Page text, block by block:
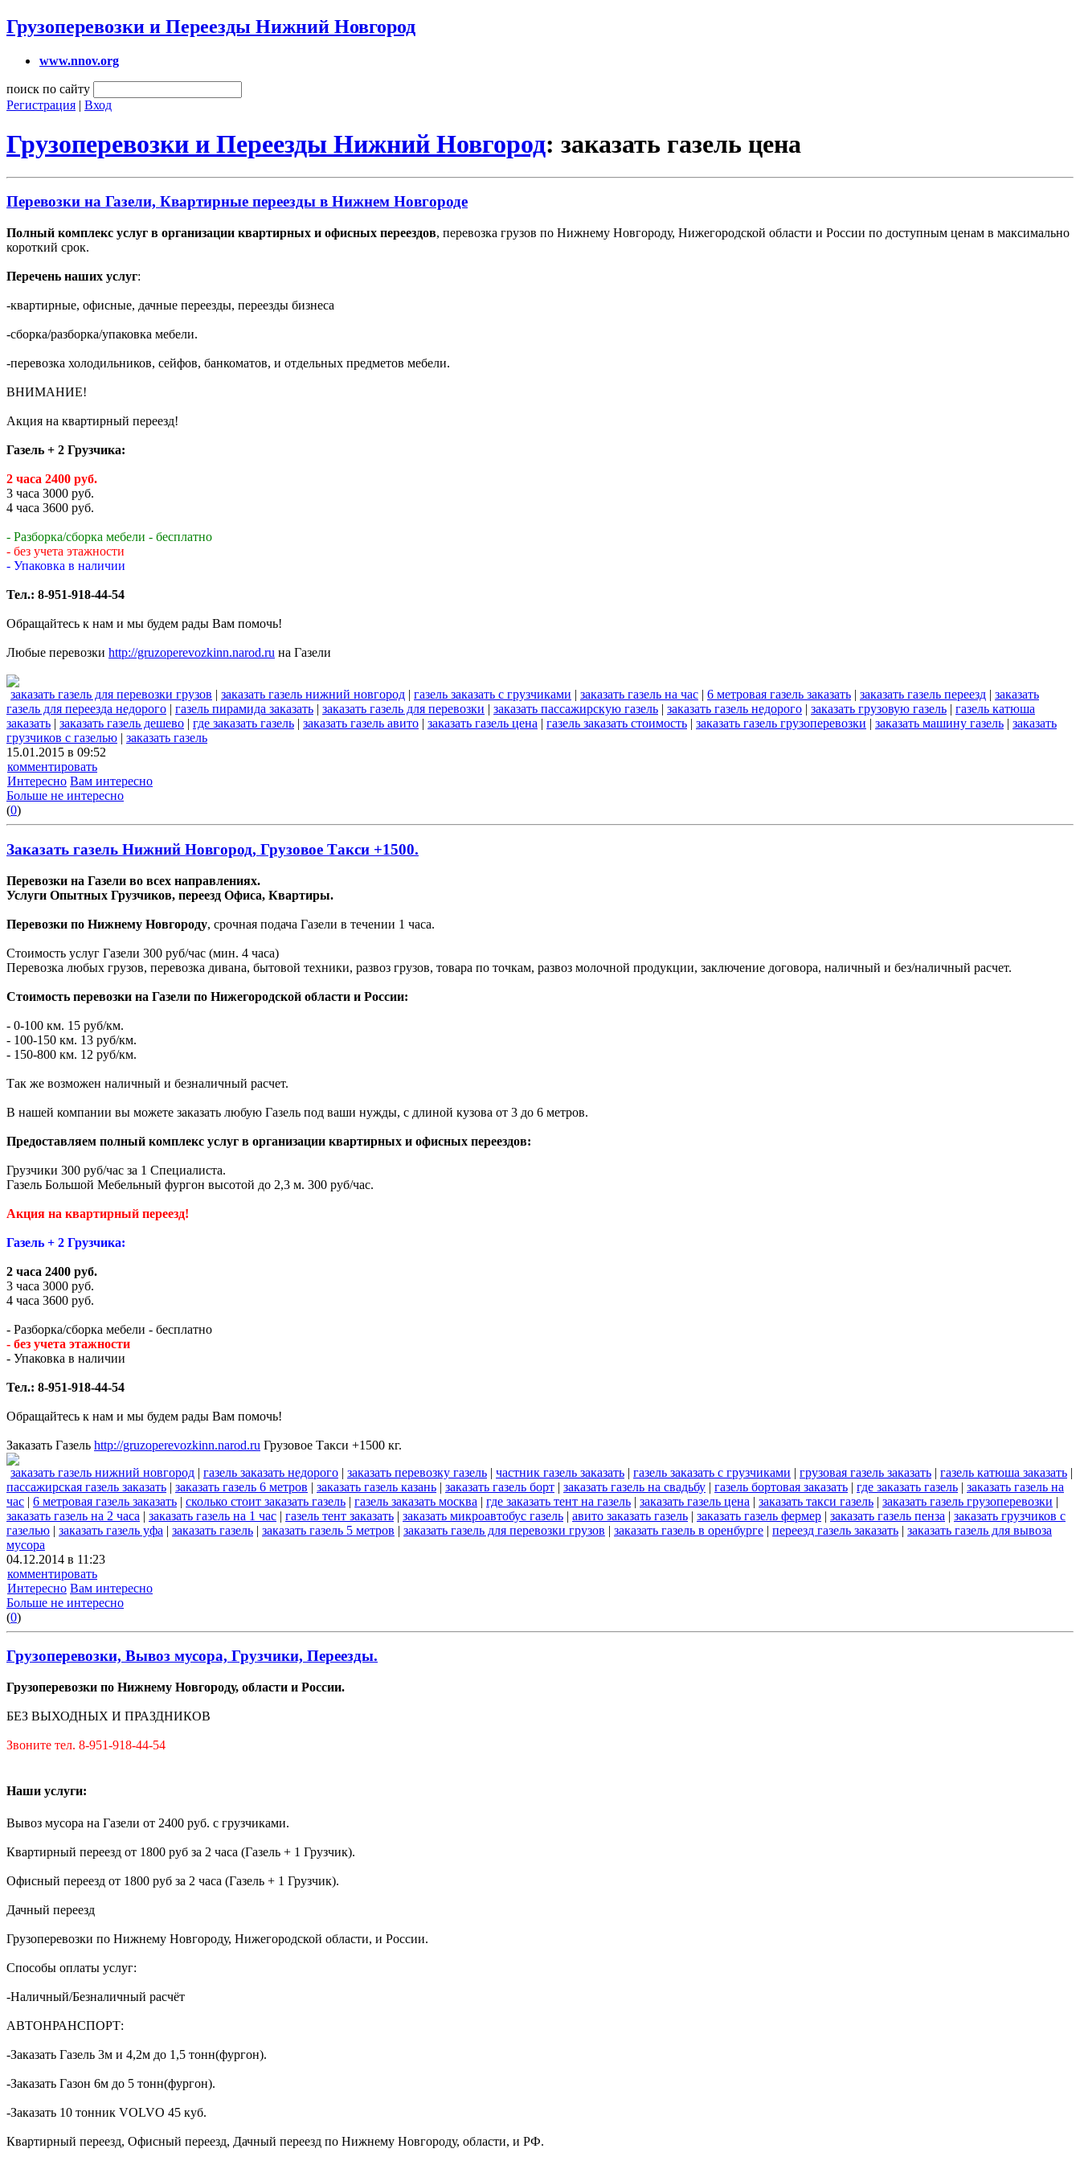
Грузоперевозки и Переезды Нижний Новгород
www.nnov.org
поиск по сайту
Регистрация | Вход
Грузоперевозки и Переезды Нижний Новгород: заказать газель цена
Перевозки на Газели, Квартирные переезды в Нижнем Новгороде
Полный комплекс услуг в организации квартирных и офисных переездов, перевозка грузов по Нижнему Новгороду, Нижегородской области и России по доступным ценам в максимально
короткий срок.
Перечень наших услуг:
-квартирные, офисные, дачные переезды, переезды бизнеса
-сборка/разборка/упаковка мебели.
-перевозка холодильников, сейфов, банкоматов, и отдельных предметов мебели.
ВНИМАНИЕ!
Акция на квартирный переезд!
Газель + 2 Грузчика:
2 часа 2400 руб.
3 часа 3000 руб.
4 часа 3600 руб.
- Разборка/сборка мебели - бесплатно
- без учета этажности
- Упаковка в наличии
Тел.: 8-951-918-44-54
Обращайтесь к нам и мы будем рады Вам помочь!
Любые перевозки http://gruzoperevozkinn.narod.ru на Газели
заказать газель для перевозки грузов | заказать газель нижний новгород | газель заказать с грузчиками | заказать газель на час | 6 метровая газель заказать | заказать газель переезд | заказать
газель для переезда недорого | газель пирамида заказать | заказать газель для перевозки | заказать пассажирскую газель | заказать газель недорого | заказать грузовую газель | газель катюша
заказать | заказать газель дешево | где заказать газель | заказать газель авито | заказать газель цена | газель заказать стоимость | заказать газель грузоперевозки | заказать машину газель | заказать
грузчиков с газелью | заказать газель
15.01.2015 в 09:52
комментировать
Интересно Вам интересно
Больше не интересно
(0)
Заказать газель Нижний Новгород, Грузовое Такси +1500.
Перевозки на Газели во всех направлениях.
Услуги Опытных Грузчиков, переезд Офиса, Квартиры.
Перевозки по Нижнему Новгороду, срочная подача Газели в течении 1 часа.
Стоимость услуг Газели 300 руб/час (мин. 4 часа)
Перевозка любых грузов, перевозка дивана, бытовой техники, развоз грузов, товара по точкам, развоз молочной продукции, заключение договора, наличный и без/наличный расчет.
Стоимость перевозки на Газели по Нижегородской области и России:
- 0-100 км. 15 руб/км.
- 100-150 км. 13 руб/км.
- 150-800 км. 12 руб/км.
Так же возможен наличный и безналичный расчет.
В нашей компании вы можете заказать любую Газель под ваши нужды, с длиной кузова от 3 до 6 метров.
Предоставляем полный комплекс услуг в организации квартирных и офисных переездов:
Грузчики 300 руб/час за 1 Специалиста.
Газель Большой Мебельный фургон высотой до 2,3 м. 300 руб/час.
Акция на квартирный переезд!
Газель + 2 Грузчика:
2 часа 2400 руб.
3 часа 3000 руб.
4 часа 3600 руб.
- Разборка/сборка мебели - бесплатно
- без учета этажности
- Упаковка в наличии
Тел.: 8-951-918-44-54
Обращайтесь к нам и мы будем рады Вам помочь!
Заказать Газель http://gruzoperevozkinn.narod.ru Грузовое Такси +1500 кг.
заказать газель нижний новгород | газель заказать недорого | заказать перевозку газель | частник газель заказать | газель заказать с грузчиками | грузовая газель заказать | газель катюша заказать |
пассажирская газель заказать | заказать газель 6 метров | заказать газель казань | заказать газель борт | заказать газель на свадьбу | газель бортовая заказать | где заказать газель | заказать газель на
час | 6 метровая газель заказать | сколько стоит заказать газель | газель заказать москва | где заказать тент на газель | заказать газель цена | заказать такси газель | заказать газель грузоперевозки |
заказать газель на 2 часа | заказать газель на 1 час | газель тент заказать | заказать микроавтобус газель | авито заказать газель | заказать газель фермер | заказать газель пенза | заказать грузчиков с
газелью | заказать газель уфа | заказать газель | заказать газель 5 метров | заказать газель для перевозки грузов | заказать газель в оренбурге | переезд газель заказать | заказать газель для вывоза
мусора
04.12.2014 в 11:23
комментировать
Интересно Вам интересно
Больше не интересно
(0)
Грузоперевозки, Вывоз мусора, Грузчики, Переезды.
Грузоперевозки по Нижнему Новгороду, области и России.
БЕЗ ВЫХОДНЫХ И ПРАЗДНИКОВ
Звоните тел. 8-951-918-44-54
Наши услуги:
Вывоз мусора на Газели от 2400 руб. с грузчиками.
Квартирный переезд от 1800 руб за 2 часа (Газель + 1 Грузчик).
Офисный переезд от 1800 руб за 2 часа (Газель + 1 Грузчик).
Дачный переезд
Грузоперевозки по Нижнему Новгороду, Нижегородской области, и России.
Способы оплаты услуг:
-Наличный/Безналичный расчёт
АВТОНРАНСПОРТ:
-Заказать Газель 3м и 4,2м до 1,5 тонн(фургон).
-Заказать Газон 6м до 5 тонн(фургон).
-Заказать 10 тонник VOLVO 45 куб.
Квартирный переезд, Офисный переезд, Дачный переезд по Нижнему Новгороду, области, и РФ.